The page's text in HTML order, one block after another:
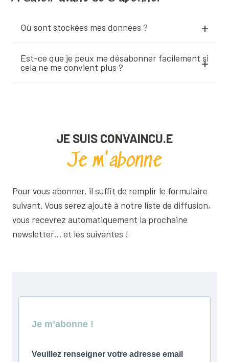
Où sont stockées mes données ?
Est-ce que je peux me désabonner facilement si
cela ne me convient plus ?
JE SUIS CONVAINCU.E
Je m'abonne
Pour vous abonner, il suffit de remplir le formulaire
suivant. Vous serez ajouté à notre liste de diffusion,
vous recevrez automatiquement la prochaine
newsletter… et les suivantes !
Je m’abonne !
Veuillez renseigner votre adresse email